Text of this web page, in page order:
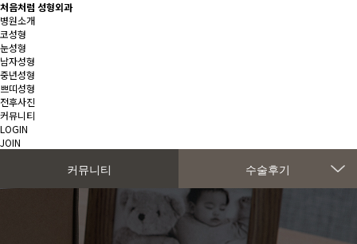
처음처럼 성형외과
병원소개
코성형
눈성형
남자성형
중년성형
쁘띠성형
전후사진
커뮤니티
LOGIN
JOIN
커뮤니티 수술후기